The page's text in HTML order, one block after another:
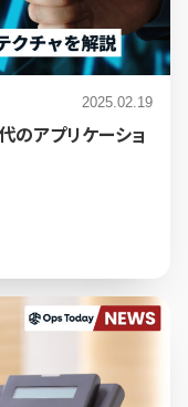
2025.02.19
のアプリケーショ